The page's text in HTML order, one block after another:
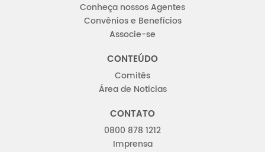
Conheça nossos Agentes
Convênios e Benefícios
Associe-se
CONTEÚDO
Comitês
Área de Noticias
CONTATO
0800 878 1212
Imprensa